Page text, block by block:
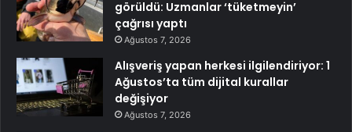
görüldü: Uzmanlar ‘tüketmeyin’
çağrısı yaptı
Ağustos 7, 2026
Alışveriş yapan herkesi ilgilendiriyor: 1
Ağustos’ta tüm dijital kurallar
değişiyor
Ağustos 7, 2026